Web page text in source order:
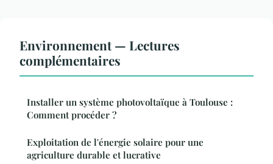
Environnement — Lectures
complémentaires
Installer un système photovoltaïque à Toulouse :
Comment procéder ?
Exploitation de l'énergie solaire pour une
agriculture durable et lucrative